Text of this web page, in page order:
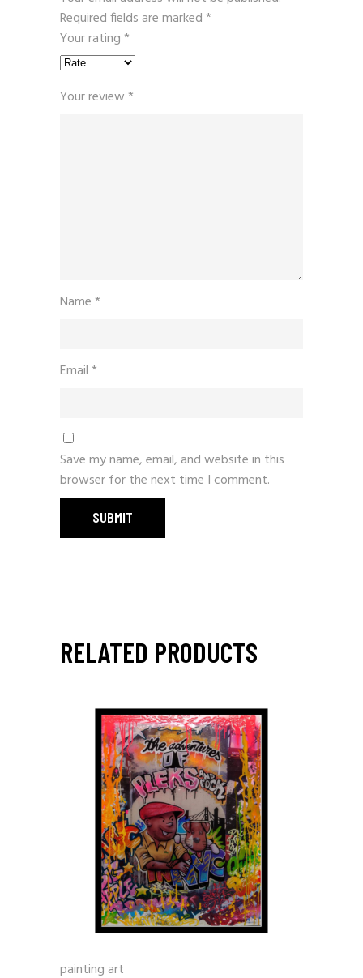
Required fields are marked*
Your rating*
Your review*
Name*
Email*
Save my name, email, and website in this
browser for the next time I comment.
RELATED PRODUCTS
painting art